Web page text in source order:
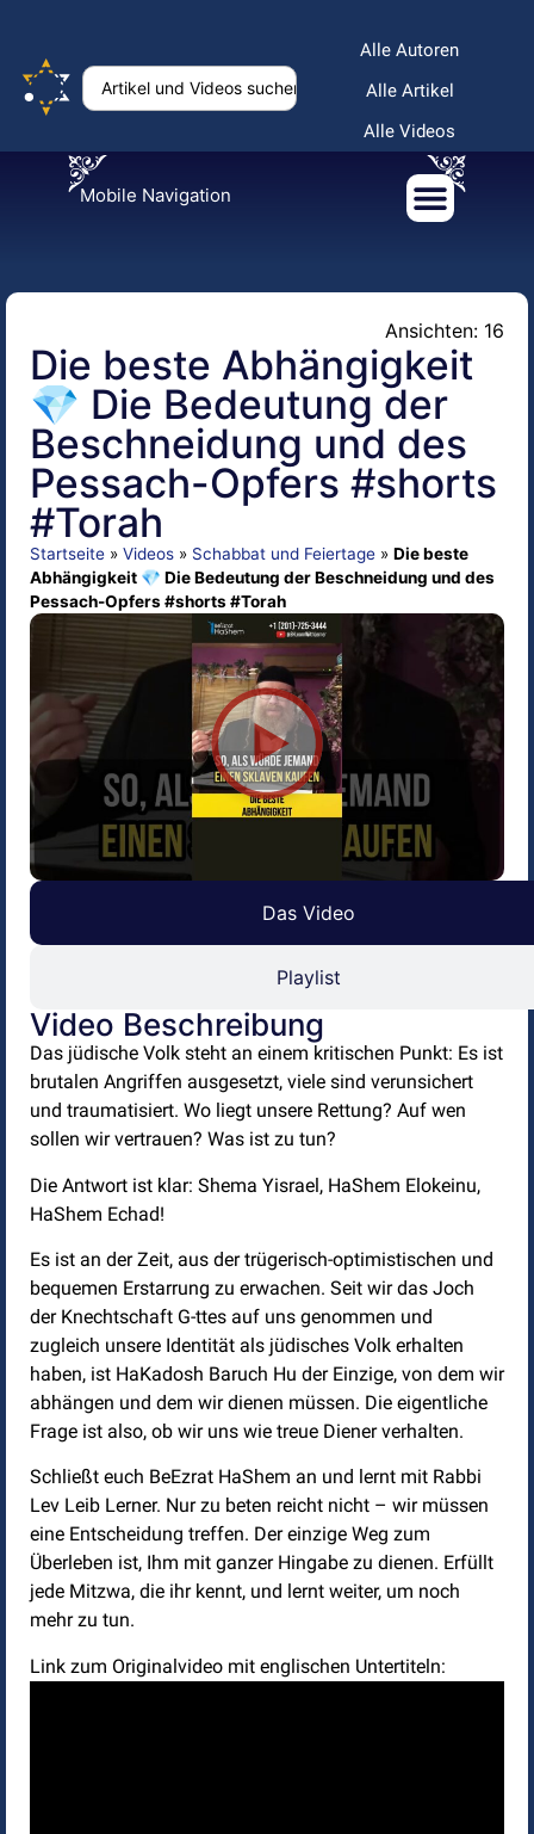
Alle Autoren
Alle Artikel
Alle Videos
Mobile Navigation
Ansichten: 16
Die beste Abhängigkeit
💎 Die Bedeutung der
Beschneidung und des
Pessach-Opfers #shorts
#Torah
Startseite » Videos » Schabbat und Feiertage » Die beste
Abhängigkeit 💎 Die Bedeutung der Beschneidung und des
Pessach-Opfers #shorts #Torah
Das Video
Playlist
Video Beschreibung
Das jüdische Volk steht an einem kritischen Punkt: Es ist
brutalen Angriffen ausgesetzt, viele sind verunsichert
und traumatisiert. Wo liegt unsere Rettung? Auf wen
sollen wir vertrauen? Was ist zu tun?
Die Antwort ist klar: Shema Yisrael, HaShem Elokeinu,
HaShem Echad!
Es ist an der Zeit, aus der trügerisch-optimistischen und
bequemen Erstarrung zu erwachen. Seit wir das Joch
der Knechtschaft G-ttes auf uns genommen und
zugleich unsere Identität als jüdisches Volk erhalten
haben, ist HaKadosh Baruch Hu der Einzige, von dem wir
abhängen und dem wir dienen müssen. Die eigentliche
Frage ist also, ob wir uns wie treue Diener verhalten.
Schließt euch BeEzrat HaShem an und lernt mit Rabbi
Lev Leib Lerner. Nur zu beten reicht nicht – wir müssen
eine Entscheidung treffen. Der einzige Weg zum
Überleben ist, Ihm mit ganzer Hingabe zu dienen. Erfüllt
jede Mitzwa, die ihr kennt, und lernt weiter, um noch
mehr zu tun.
Link zum Originalvideo mit englischen Untertiteln: